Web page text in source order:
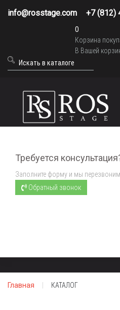
info@rosstage.com +7 (812)
0
Корзина
В Вашей
Требуется
Заполните форму и мы перезвоним.
Обратный звонок
Главная КАТАЛОГ